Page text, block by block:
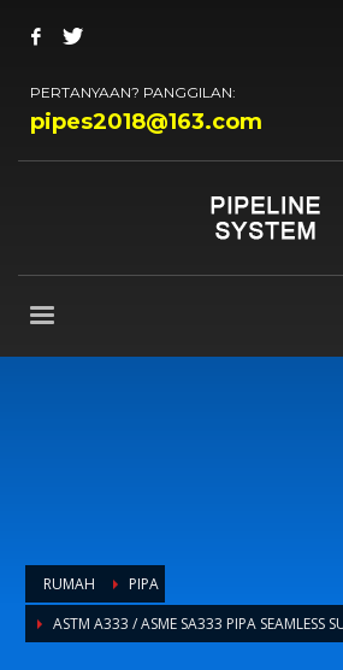
PERTANYAAN? PANGGILAN:
pipes2018@163.com
RUMAH
PIPA
ASTM A333 / ASME SA333 PIPA SEAMLESS